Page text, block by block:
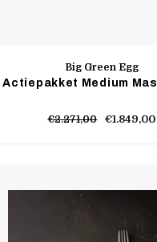
Big Green Egg
Actiepakket Medium
€2.271,00 €1.849,00